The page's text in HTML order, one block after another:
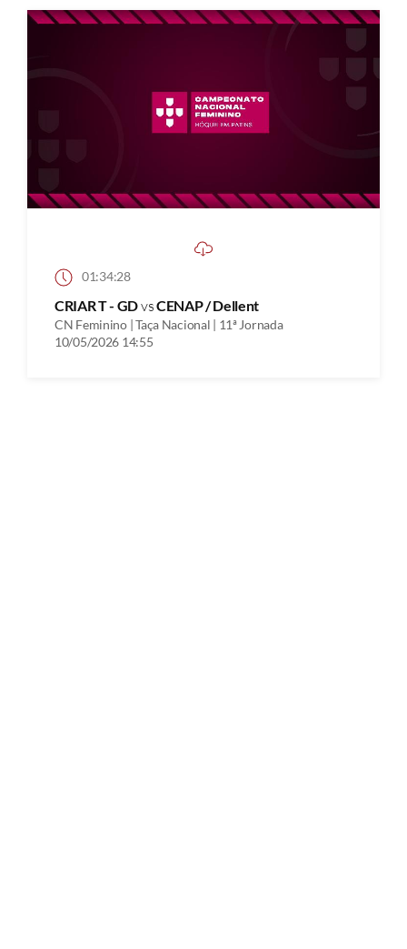
01:34:28
CRIAR T - GDvsCENAP / Dellent
CN Feminino | Taça Nacional | 11ª Jornada
10/05/2026 14:55